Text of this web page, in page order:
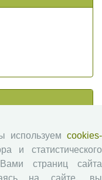
используем cookies-
и статистического
страниц сайта
на сайте, вы